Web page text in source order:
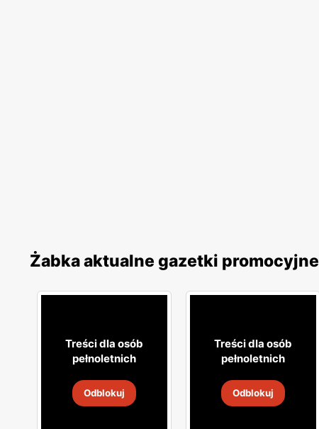
Żabka aktualne gazetki promocyjne
Treści dla osób
pełnoletnich
Odblokuj
Treści dla osób
pełnoletnich
Odblokuj